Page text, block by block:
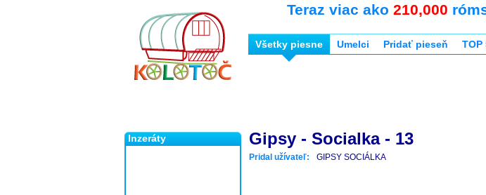
Inzeráty
Teraz viac ako 210,000
Všetky piesne Umelci Pridať pieseň TOP
Gipsy - Socialka - 13
Pridal užívateľ: GIPSY SOCIÁLKA